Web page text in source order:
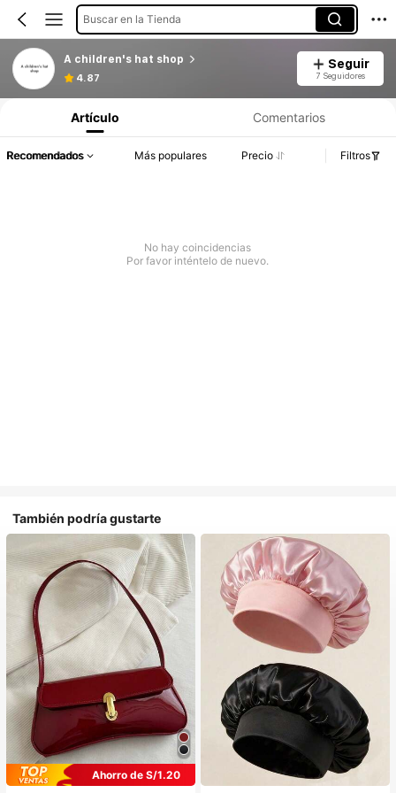
Buscar en la Tienda
A children's hat shop
4.87
Seguir
7 Seguidores
Artículo Comentarios
Recomendados Más populares Precio Filtros
No hay coincidencias
Por favor inténtelo de nuevo.
También podría gustarte
Ahorro de S/1.20